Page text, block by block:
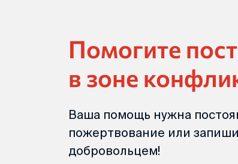
Помогите
в зоне
Ваша помощь нужна
пожертвование или
добровольцем!